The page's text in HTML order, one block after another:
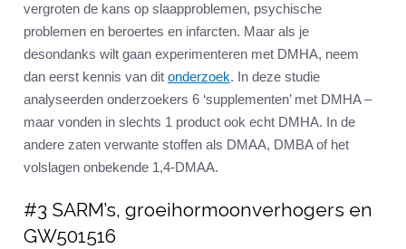
vergroten de kans op slaapproblemen, psychische
problemen en beroertes en infarcten. Maar als je
desondanks wilt gaan experimenteren met DMHA, neem
dan eerst kennis van dit onderzoek. In deze studie
analyseerden onderzoekers 6 ‘supplementen’ met DMHA –
maar vonden in slechts 1 product ook echt DMHA. In de
andere zaten verwante stoffen als DMAA, DMBA of het
volslagen onbekende 1,4-DMAA.
#3 SARM’s, groeihormoonverhogers en
GW501516